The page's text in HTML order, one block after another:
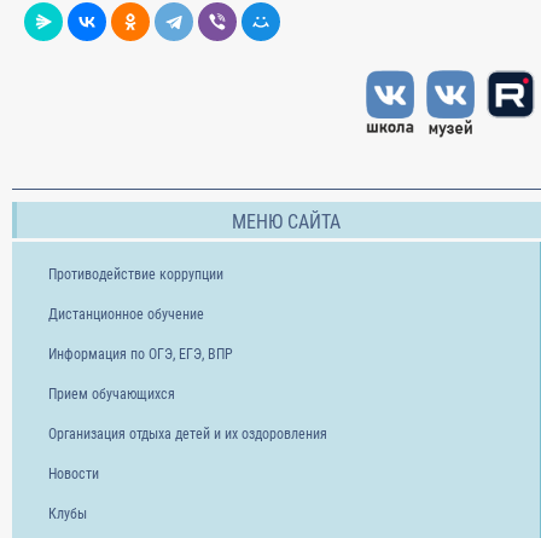
МЕНЮ САЙТА
Противодействие коррупции
Дистанционное обучение
Информация по ОГЭ, ЕГЭ, ВПР
Прием обучающихся
Организация отдыха детей и их оздоровления
Новости
Клубы